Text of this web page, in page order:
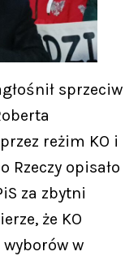
sprzeciw
reżim KO i
Rzeczy opisało
za zbytni
że KO
w